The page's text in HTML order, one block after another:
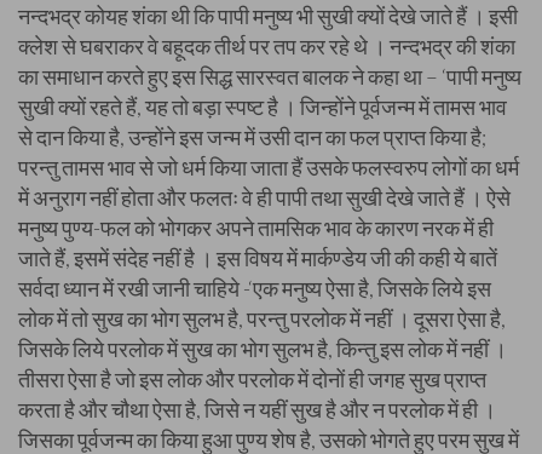
नन्दभद्र कोयह शंका थी कि पापी मनुष्य भी सुखी क्यों देखे जाते हैं । इसी
क्लेश से घबराकर वे बहूदक तीर्थ पर तप कर रहे थे । नन्दभद्र की शंका
का समाधान करते हुए इस सिद्ध सारस्वत बालक ने कहा था – ‘पापी मनुष्य
सुखी क्यों रहते हैं, यह तो बड़ा स्पष्ट है । जिन्होंने पूर्वजन्म में तामस भाव
से दान किया है, उन्होंने इस जन्म में उसी दान का फल प्राप्त किया है;
परन्तु तामस भाव से जो धर्म किया जाता हैं उसके फलस्वरुप लोगों का धर्म
में अनुराग नहीं होता और फलतः वे ही पापी तथा सुखी देखे जाते हैं । ऐसे
मनुष्य पुण्य-फल को भोगकर अपने तामसिक भाव के कारण नरक में ही
जाते हैं, इसमें संदेह नहीं है । इस विषय में मार्कण्डेय जी की कही ये बातें
सर्वदा ध्यान में रखी जानी चाहिये -‘एक मनुष्य ऐसा है, जिसके लिये इस
लोक में तो सुख का भोग सुलभ है, परन्तु परलोक में नहीं । दूसरा ऐसा है,
जिसके लिये परलोक में सुख का भोग सुलभ है, किन्तु इस लोक में नहीं ।
तीसरा ऐसा है जो इस लोक और परलोक में दोनों ही जगह सुख प्राप्त
करता है और चौथा ऐसा है, जिसे न यहीं सुख है और न परलोक में ही ।
जिसका पूर्वजन्म का किया हुआ पुण्य शेष है, उसको भोगते हुए परम सुख में